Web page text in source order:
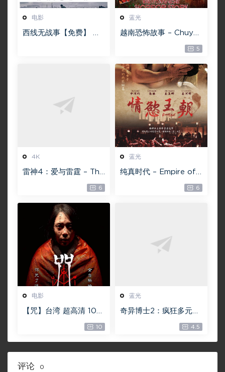
电影
西线无战事【免费】 W
蓝光
越南恐怖故事 – Chuyện
ma gần nhà [蓝光原盘
][22GB][1080P][115网
盘专用下载 ]
5
4K
雷神4：爱与雷霆 – Tho
r: Love and Thunder
20.4GB [115网盘下载]
6
蓝光
纯真时代 – Empire of
Lust 2D 蓝光原盘 33.1
GB ISO【115网盘专用
6
电影
【咒】台湾 超高清 108
0P【未删减】4G 【全
网目前最清晰版本】
10
蓝光
奇异博士2：疯狂多元宇
宙【4k】【115网盘】 –
Doctor Strange in th
e Multiverse of Madn
ess 60GB
4.5
评论 0